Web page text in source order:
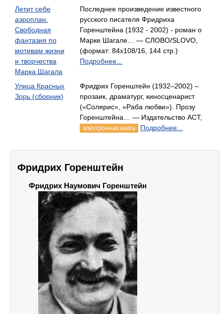
Летит себе
аэроплан.
Свободная
фантазия по
мотивам жизни
и творчества
Марка Шагала
Последнее произведение известного
русского писателя Фридриха
Горенштейна (1932 - 2002) - роман о
Марке Шагале… — СЛОВО/SLOVO,
(формат: 84x108/16, 144 стр.)
Подробнее...
Улица Красных
Зорь (сборник)
Фридрих Горенштейн (1932–2002) –
прозаик, драматург, киносценарист
(«Солярис», «Раба любви»). Прозу
Горенштейна… — Издательство АСТ,
электронная книга Подробнее...
Фридрих Горенштейн
Фридрих Наумович Горенштейн